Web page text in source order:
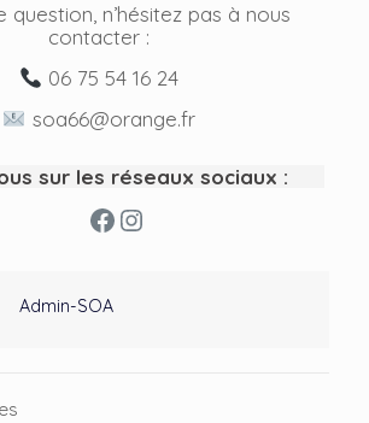
question, n’hésitez pas à nous
contacter :
06 75 54 16 24
soa66@orange.fr
sur les réseaux sociaux :
Facebook
Instagram
Admin-SOA